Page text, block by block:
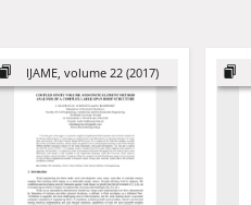
IJAME, volume 22 (2017)